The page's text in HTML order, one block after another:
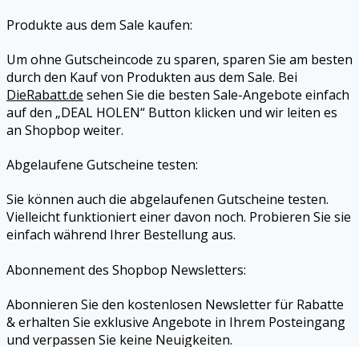
Produkte aus dem Sale kaufen:
Um ohne Gutscheincode zu sparen, sparen Sie am besten
durch den Kauf von Produkten aus dem Sale. Bei
DieRabatt.de sehen Sie die besten Sale-Angebote einfach
auf den „DEAL HOLEN“ Button klicken und wir leiten es
an Shopbop weiter.
Abgelaufene Gutscheine testen:
Sie können auch die abgelaufenen Gutscheine testen.
Vielleicht funktioniert einer davon noch. Probieren Sie sie
einfach während Ihrer Bestellung aus.
Abonnement des Shopbop Newsletters:
Abonnieren Sie den kostenlosen Newsletter für Rabatte
& erhalten Sie exklusive Angebote in Ihrem Posteingang
und verpassen Sie keine Neuigkeiten.